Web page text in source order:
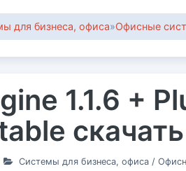
для бизнеса, офиса»Офисные
1.1.6 +
Системы для бизнеса, офиса/